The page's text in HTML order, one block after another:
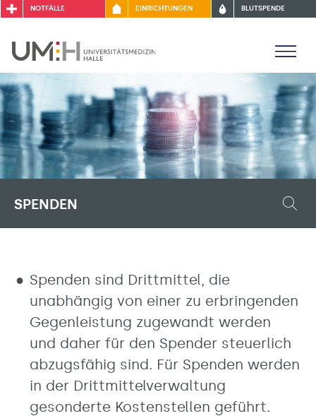
NOTFÄLLE EINRICHTUNGEN BLUTSPENDE
SPENDEN
Spenden sind Drittmittel, die
unabhängig von einer zu erbringenden
Gegenleistung zugewandt werden
und daher für den Spender steuerlich
abzugsfähig sind. Für Spenden werden
in der Drittmittelverwaltung
gesonderte Kostenstellen geführt.